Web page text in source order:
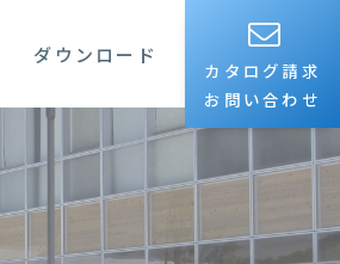
ダウンロード
カタログ請求
お問い合わせ